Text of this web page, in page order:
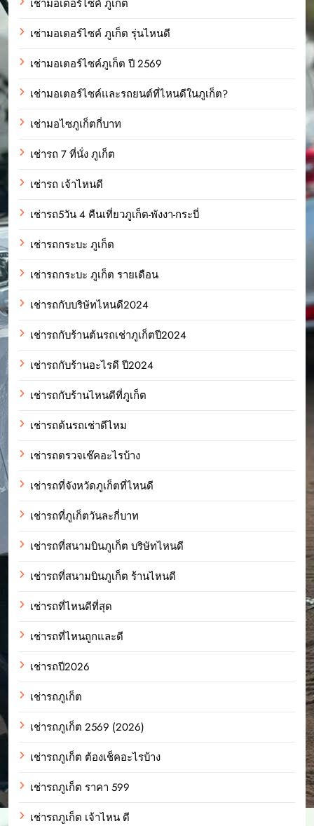
เช่ามอเตอร์ไซค์ ภูเก็ต
เช่ามอเตอร์ไซค์ ภูเก็ต รุ่นไหนดี
เช่ามอเตอร์ไซค์ภูเก็ต ปี 2569
เช่ามอเตอร์ไซค์และรถยนต์ที่ไหนดีในภูเก็ต?
เช่ามอไซภูเก็ตกี่บาท
เช่ารถ 7 ที่นั่ง ภูเก็ต
เช่ารถ เจ้าไหนดี
เช่ารถ5วัน 4 คืนเที่ยวภูเก็ต-พังงา-กระบี่
เช่ารถกระบะ ภูเก็ต
เช่ารถกระบะ ภูเก็ต รายเดือน
เช่ารถกับบริษัทไหนดี2024
เช่ารถกับร้านต้นรถเช่าภูเก็ตปี2024
เช่ารถกับร้านอะไรดี ปี2024
เช่ารถกับร้านไหนดีที่ภูเก็ต
เช่ารถต้นรถเช่าดีไหม
เช่ารถตรวจเช๊คอะไรบ้าง
เช่ารถที่จังหวัดภูเก็ตที่ไหนดี
เช่ารถที่ภูเก็ตวันละกี่บาท
เช่ารถที่สนามบินภูเก็ต บริษัทไหนดี
เช่ารถที่สนามบินภูเก็ต ร้านไหนดี
เช่ารถที่ไหนดีที่สุด
เช่ารถที่ไหนถูกและดี
เช่ารถปี2026
เช่ารถภูเก็ต
เช่ารถภูเก็ต 2569 (2026)
เช่ารถภูเก็ต ต้องเช็คอะไรบ้าง
เช่ารถภูเก็ต ราคา 599
เช่ารถภูเก็ต เจ้าไหน ดี